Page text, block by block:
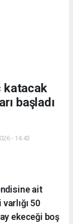
katacak
başladı
- 14:43
ait
50
ekeceği boş